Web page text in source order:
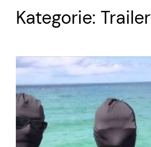
Kategorie: Trailer